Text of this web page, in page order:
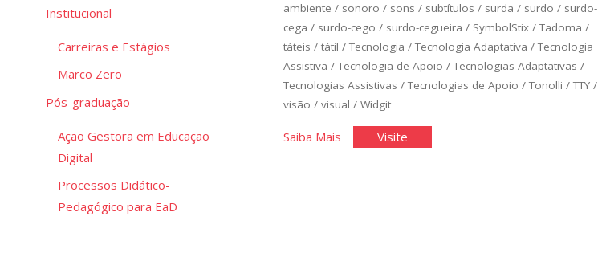
ambiente / sonoro / sons / subtítulos / surda / surdo / surdo-
cega / surdo-cego / surdo-cegueira / SymbolStix/Tadoma /
táteis / tátil /Tecnologia /Tecnologia Adaptativa /Tecnologia
Assistiva /Tecnologia de Apoio /Tecnologias Adaptativas /
Tecnologias Assistivas /Tecnologias de Apoio /Tonolli /TTY/
visão / visual / Widgit
Saiba Mais"Tecnologia
Visite"Tecnologia
Institucional
Carreiras e Estágios
Marco Zero
Pós-graduação
Ação Gestora em Educação
Digital
Processos Didático-
Pedagógico para EaD